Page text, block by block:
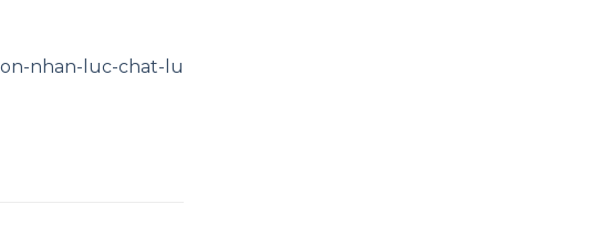
nhan-luc-chat-lu